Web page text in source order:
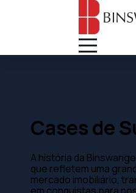
Cases de
A história da
que refletem uma
mercado imobiliário,